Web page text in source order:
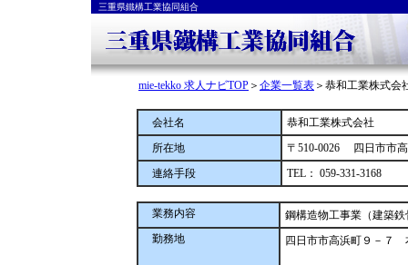
三重県鐵構工業協同組合
mie-tekko 求人ナビTOP ＞ 企業一覧表 ＞恭和工業株式会
会社名
恭和工業株式会社
所在地
〒510-0026 四日市市
連絡手段
TEL： 059-331-3168
業務内容
鋼構造物工事業（建築
勤務地
四日市市高浜町９－７